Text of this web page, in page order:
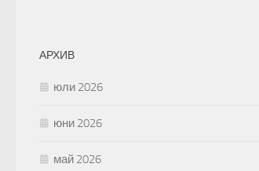
АРХИВ
юли 2026
юни 2026
май 2026